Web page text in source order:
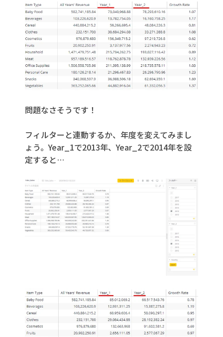
問題なさそうです！
フィルターと連動するか、年度を変えてみまし
ょう。Year_1で2013年、Year_2で2014年を設
定すると…